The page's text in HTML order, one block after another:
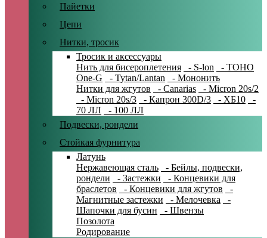
Пайетки
Цепи
Нитки, тросик
Тросик и аксессуары
Нить для бисероплетения
- S-lon
- TOHO
One-G
- Tytan/Lantan
- Мононить
Нитки для жгутов
- Canarias
- Micron 20s/2
- Micron 20s/3
- Капрон 300D/3 - ХБ10
-
70 ЛЛ
- 100 ЛЛ
Подвески, рондели
Стойкая фурнитура
Латунь
Нержавеющая сталь
- Бейлы, подвески,
рондели
- Застежки
- Концевики для
браслетов
- Концевики для жгутов
-
Магнитные застежки
- Мелочевка
-
Шапочки для бусин
- Швензы
Позолота
Родирование